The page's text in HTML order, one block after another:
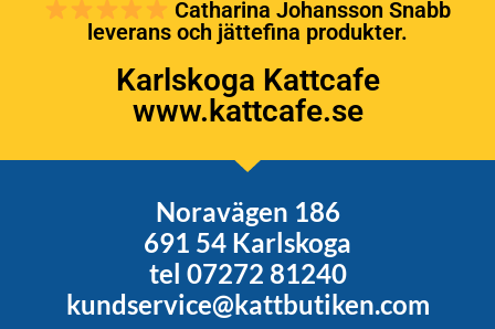
Catharina Johansson Snabb
leverans och jättefina produkter.
Karlskoga Kattcafe
www.kattcafe.se
Noravägen 186
691 54 Karlskoga
tel 07272 81240
kundservice@kattbutiken.com